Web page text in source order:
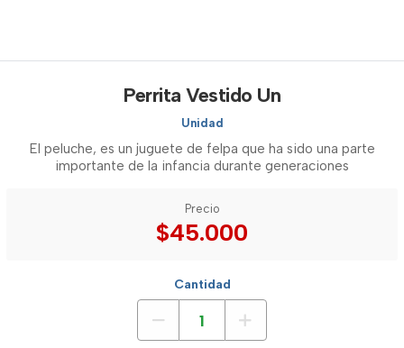
Perrita Vestido Un
Unidad
El peluche, es un juguete de felpa que ha sido una parte
importante de la infancia durante generaciones
Precio
$45.000
Cantidad